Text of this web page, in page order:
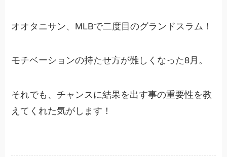
オオタニサン、MLBで二度目のグランドスラム！
モチベーションの持たせ方が難しくなった8月。
それでも、チャンスに結果を出す事の重要性を教
えてくれた気がします！